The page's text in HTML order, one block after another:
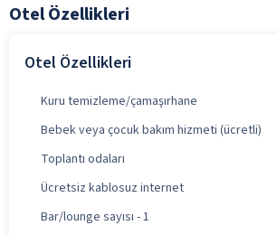
Otel Özellikleri
Otel Özellikleri
Kuru temizleme/çamaşırhane
Bebek veya çocuk bakım hizmeti (ücretli)
Toplantı odaları
Ücretsiz kablosuz internet
Bar/lounge sayısı - 1